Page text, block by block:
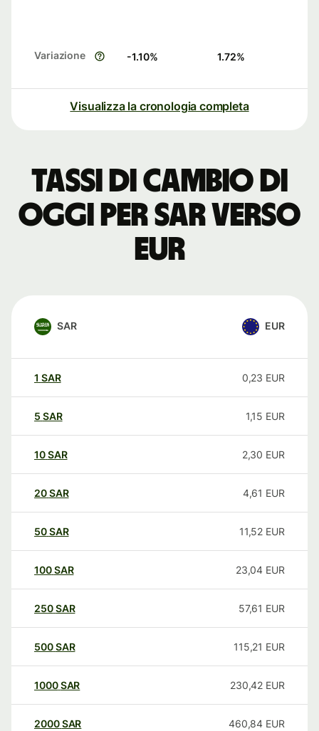
Variazione -1.10% 1.72%
Visualizza la cronologia completa
Tassi di cambio di
oggi per SAR verso
EUR
SAR EUR
1 SAR 0,23 EUR
5 SAR 1,15 EUR
10SAR 2,30 EUR
20SAR 4,61 EUR
50SAR 11,52 EUR
100SAR 23,04 EUR
250SAR 57,61 EUR
500SAR 115,21 EUR
1000SAR 230,42 EUR
2000SAR 460,84 EUR